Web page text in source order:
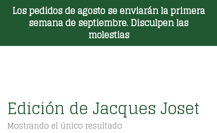
Los pedidos de agosto se enviarán la primera
semana de septiembre. Disculpen las
molestias
Toggle Menu
Edición de Jacques Joset
Mostrando el único resultado